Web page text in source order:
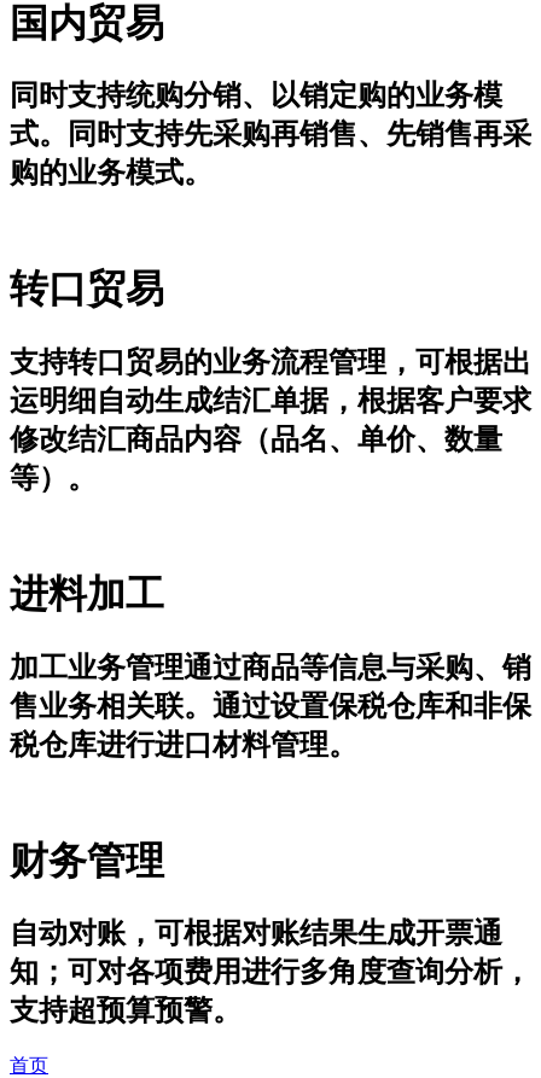
国内贸易
同时支持统购分销、以销定购的业务模
式。同时支持先采购再销售、先销售再采
购的业务模式。
转口贸易
支持转口贸易的业务流程管理，可根据出
运明细自动生成结汇单据，根据客户要求
修改结汇商品内容（品名、单价、数量
等）。
进料加工
加工业务管理通过商品等信息与采购、销
售业务相关联。通过设置保税仓库和非保
税仓库进行进口材料管理。
财务管理
自动对账，可根据对账结果生成开票通
知；可对各项费用进行多角度查询分析，
支持超预算预警。
首页